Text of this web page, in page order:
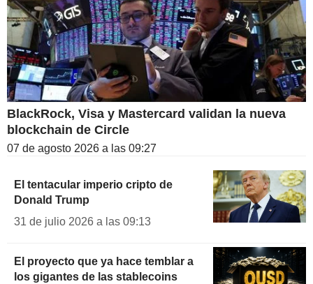
BlackRock, Visa y Mastercard validan la nueva
blockchain de Circle
07 de agosto 2026 a las 09:27
El tentacular imperio cripto de
Donald Trump
31 de julio 2026 a las 09:13
El proyecto que ya hace temblar a
los gigantes de las stablecoins